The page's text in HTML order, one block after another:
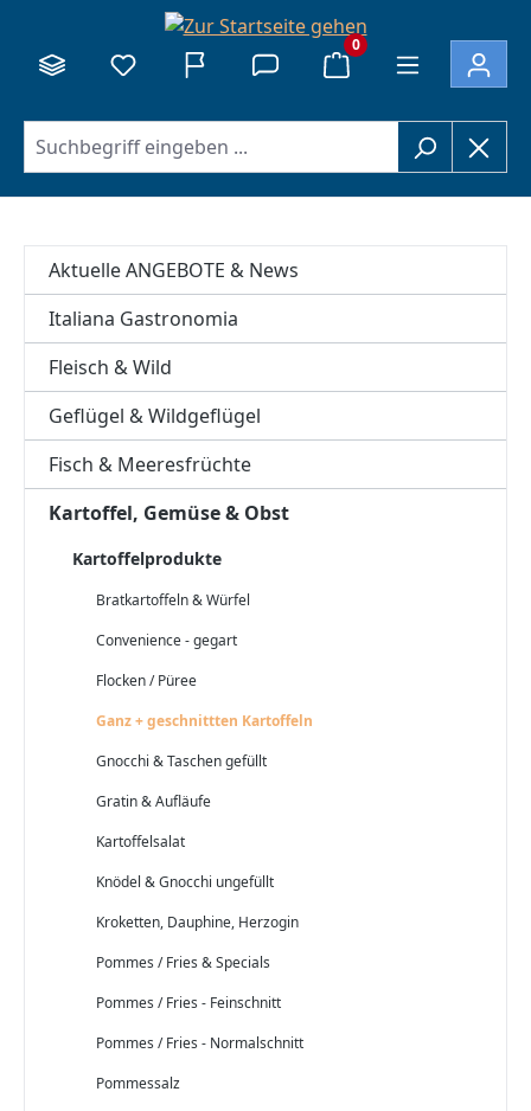
0
Aktuelle ANGEBOTE & News
Italiana Gastronomia
Fleisch & Wild
Geflügel & Wildgeflügel
Fisch & Meeresfrüchte
Kartoffel, Gemüse & Obst
Kartoffelprodukte
Bratkartoffeln & Würfel
Convenience - gegart
Flocken / Püree
Ganz + geschnittten Kartoffeln
Gnocchi & Taschen gefüllt
Gratin & Aufläufe
Kartoffelsalat
Knödel & Gnocchi ungefüllt
Kroketten, Dauphine, Herzogin
Pommes / Fries & Specials
Pommes / Fries - Feinschnitt
Pommes / Fries - Normalschnitt
Pommessalz